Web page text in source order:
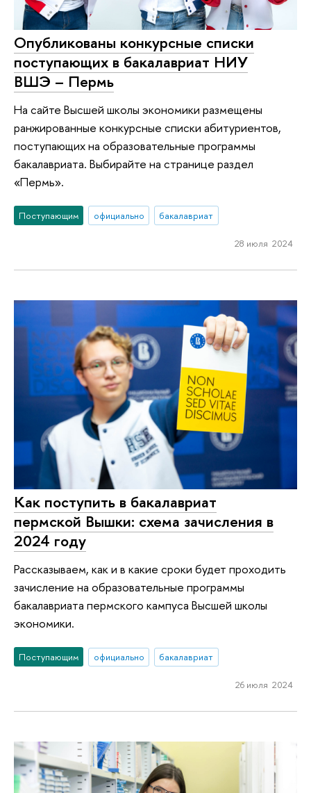
Опубликованы конкурсные списки
поступающих в бакалавриат НИУ
ВШЭ – Пермь
На сайте Высшей школы экономики размещены
ранжированные конкурсные списки абитуриентов,
поступающих на образовательные программы
бакалавриата. Выбирайте на странице раздел
«Пермь».
Поступающим официально бакалавриат
28 июля 2024
Как поступить в бакалавриат
пермской Вышки: схема зачисления в
2024 году
Рассказываем, как и в какие сроки будет проходить
зачисление на образовательные программы
бакалавриата пермского кампуса Высшей школы
экономики.
Поступающим официально бакалавриат
26 июля 2024